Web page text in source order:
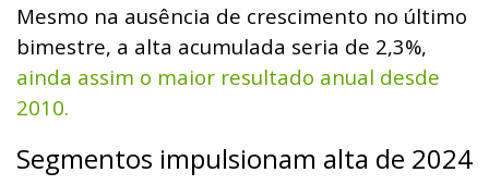
Mesmo na ausência de crescimento no último
bimestre, a alta acumulada seria de 2,3%,
ainda assim o maior resultado anual desde
2010.
Segmentos impulsionam alta de 2024